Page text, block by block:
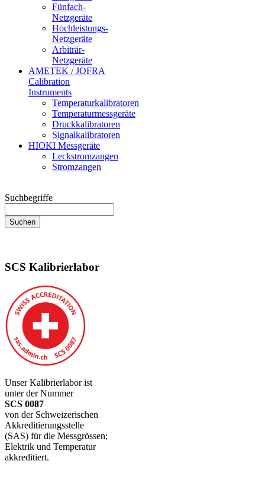
Fünfach-
Netzgeräte
Hochleistungs-
Netzgeräte
Arbiträr-
Netzgeräte
AMETEK / JOFRA
Calibration
Instruments
Temperaturkalibratoren
Temperaturmessgeräte
Druckkalibratoren
Signalkalibratoren
HIOKI Messgeräte
Leckstromzangen
Stromzangen
Suchbegriffe
SCS Kalibrierlabor
Unser Kalibrierlabor ist
unter der Nummer
SCS 0087
von der Schweizerischen
Akkreditierungsstelle
(SAS) für die Messgrössen;
Elektrik und Temperatur
akkreditiert.